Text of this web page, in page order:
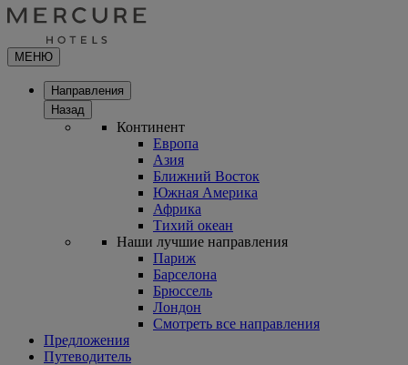
МЕНЮ
Направления
Назад
Континент
Европа
Азия
Ближний Восток
Южная Америка
Африка
Тихий океан
Наши лучшие направления
Париж
Барселона
Брюссель
Лондон
Смотреть все направления
Предложения
Путеводитель